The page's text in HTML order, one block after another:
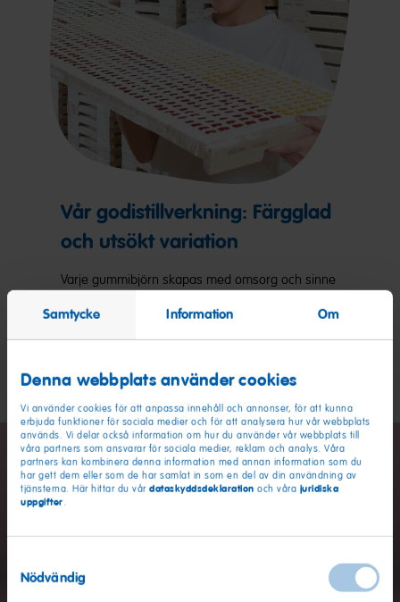
Samtycke Information Om
Denna webbplats använder cookies
Vi använder cookies för att anpassa innehåll och annonser, för att kunna
erbjuda funktioner för sociala medier och för att analysera hur vår webbplats
används. Vi delar också information om hur du använder vår webbplats till
våra partners som ansvarar för sociala medier, reklam och analys. Våra
partners kan kombinera denna information med annan information som du
har gett dem eller som de har samlat in som en del av din användning av
tjänsterna. Här hittar du vår dataskyddsdeklaration och våra juridiska
uppgifter.
Nödvändig
Vår godistillverkning: Färgglad
och utsökt variation
Varje gummibjörn skapas med omsorg och sinne
hur magin uppstår.
Ta reda på mer